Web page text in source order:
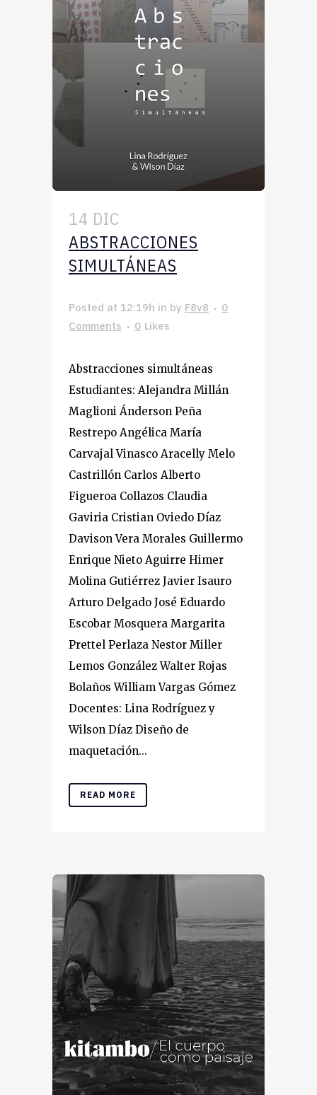
14 DIC
ABSTRACCIONES
SIMULTÁNEAS
Posted at 12:19h in by F8v8
0
Comments
0 Likes
Abstracciones simultáneas
Estudiantes: Alejandra Millán
Maglioni Ánderson Peña
Restrepo Angélica María
Carvajal Vinasco Aracelly Melo
Castrillón Carlos Alberto
Figueroa Collazos Claudia
Gaviria Cristian Oviedo Díaz
Davison Vera Morales Guillermo
Enrique Nieto Aguirre Himer
Molina Gutiérrez Javier Isauro
Arturo Delgado José Eduardo
Escobar Mosquera Margarita
Prettel Perlaza Nestor Miller
Lemos González Walter Rojas
Bolaños William Vargas Gómez
Docentes: Lina Rodríguez y
Wilson Díaz Diseño de
maquetación...
READ MORE